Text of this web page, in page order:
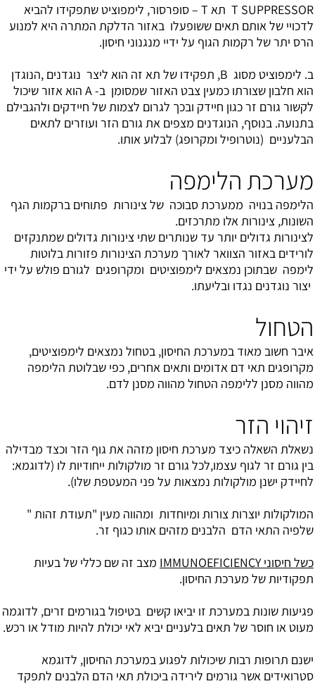
T SUPPRESSOR תא T – סופרסור, לימפוציט שתפקידו להביא
לדכויי של אותם תאים ששופעלו באזור הדלקת המתרה היא למנוע
הרס יתר של רקמות הגוף על ידיי מנגנוני חיסון.
ב. לימפוציט מסוג B, תפקידו של תא זה הוא ליצר נוגדנים ,הנוגדן
הוא חלבון שצורתו כמעין צבט האזור שמסומן ב- A הוא אזור שיכול
לקשור גורם זר כגון חיידק ובכך לגרום לצמות של חיידקים ולהגבילם
בתנועה. בנוסף, הנוגדנים מצפים את גורם הזר ועוזרים לתאים
הבלעניים (נוטרופיל ומקרופג) לבלוע אותו.
מערכת הלימפה
הלימפה בנויה ממערכת סבוכה של צינורות פתוחים ברקמות הגף
השונות, צינורות אלו מתרכזים.
לצינורות גדולים יותר עד שנותרים שתי צינורות גדולים שמתנקזים
לורידים באזור הצוואר לאורך מערכת הצינורות פזורות בלוטות
לימפה שבתוכן נמצאים לימפוציטים ומקרופגים לגורם פולש על ידי
יצור נוגדנים נגדו ובליעתו.
הטחול
איבר חשוב מאוד במערכת החיסון, בטחול נמצאים לימפוציטים,
מקרופגים תאי דם אדומים ותאים אחרים, כפי שבלוטת הלימפה
מהווה מסנן ללימפה הטחול מהווה מסנן לדם.
זיהוי הזר
נשאלת השאלה כיצד מערכת חיסון מזהה את גוף הזר וכצד מבדילה
בין גורם זר לגוף עצמו,לכל גורם זר מולקולות ייחודיות לו (לדוגמא:
לחיידק ישנן מולקולות נמצאות על פני המעטפת שלו).
המולקולות יוצרות צורות ומיוחדות ומהווה מעין "תעודת זהות "
שלפיה התאי הדם הלבנים מזהים אותו כגוף זר.
כשל חיסוני IMMUNOEFICIENCY
מצב זה שם כללי של בעיות
תפקודיות של מערכת החיסון.
פגיעות שונות במערכת זו יביאו קשים בטיפול בגורמים זרים, לדוגמה
מעוט או חוסר של תאים בלעניים יביא לאי יכולת להיות מודל או רכש.
ישנם תרופות רבות שיכולות לפגוע במערכת החיסון, לדוגמא
סטרואידים אשר גורמים לירידה ביכולת תאי הדם הלבנים לתפקד